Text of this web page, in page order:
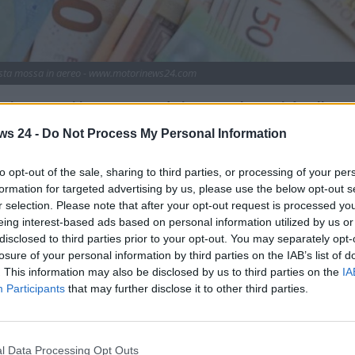
24 - Do Not Process My Personal Information
opt-out of the sale, sharing to third parties, or processing of your
for targeted advertising by us, please use the below opt-out
selection. Please note that after your opt-out request is processed
interest-based ads based on personal information utilized by us
to third parties prior to your opt-out. You may separately
of your personal information by third parties on the IAB’s list of
This information may also be disclosed by us to third parties on the
Participants that may further disclose it to other third parties.
Data Processing Opt Outs
comporti in questo modo in aereo. La novità sulle
per non ricevere la sanzione. Ecco tutto quello che
in aereoper spostarsi in modo pratico e veloce nelle
per scoprire posti sempre nuovi e chi, invece, lo fa per
è importante dire che a bordo di questo mezzosarà
comportamento. Per esempio, in aereo è
allacciate in fase di decollo e di atterraggio. Inoltre, sarà
mettere mai a repentaglio la sicurezza generale a
i viaggi in aereoin futuro.
annunciato che presto scatteranno